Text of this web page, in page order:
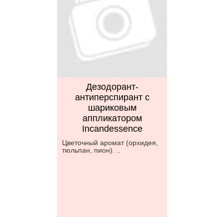
Дезодорант-
антиперспирант с
шариковым
аппликатором
Incandessence
Цветочный аромат (орхидея,
тюльпан, пион). ..